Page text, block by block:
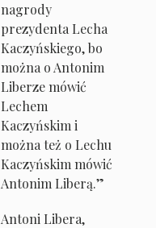
nagrody
prezydenta Lecha
Kaczyńskiego, bo
można o Antonim
Liberze mówić
Lechem
Kaczyńskim i
można też o Lechu
Kaczyńskim mówić
Antonim Liberą.”
Antoni Libera,